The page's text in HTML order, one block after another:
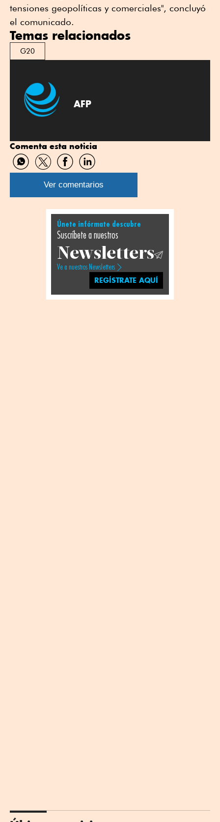
tensiones geopolíticas y comerciales", concluyó
el comunicado.
Temas relacionados
G20
AFP
Comenta esta noticia
Compartir
por
WhatsApp
Compartir
por
Twitter
Compartir
por
Facebook
Compartir
por
Linkedin
Ver comentarios
Únete infórmate descubre
Suscríbete a nuestros
Newsletters
Ve a nuestros Newsletters
REGÍSTRATE AQUÍ